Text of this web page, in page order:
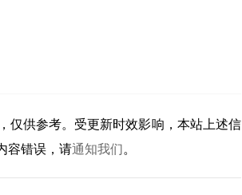
仅供参考。受更新时效影响，本站上述信
容错误，请通知我们。